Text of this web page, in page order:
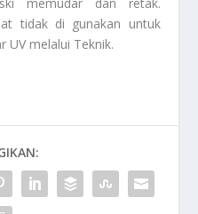
tidak di gunakan untuk
UV melalui Teknik.